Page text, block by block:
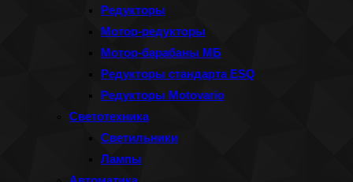
Редукторы
Мотор-редукторы
Мотор-барабаны МБ
Редукторы стандарта ESQ
Редукторы Motovario
Светотехника
Светильники
Лампы